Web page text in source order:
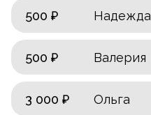
500 ₽ Надежда
500 ₽ Валерия
3 000 ₽ Ольга